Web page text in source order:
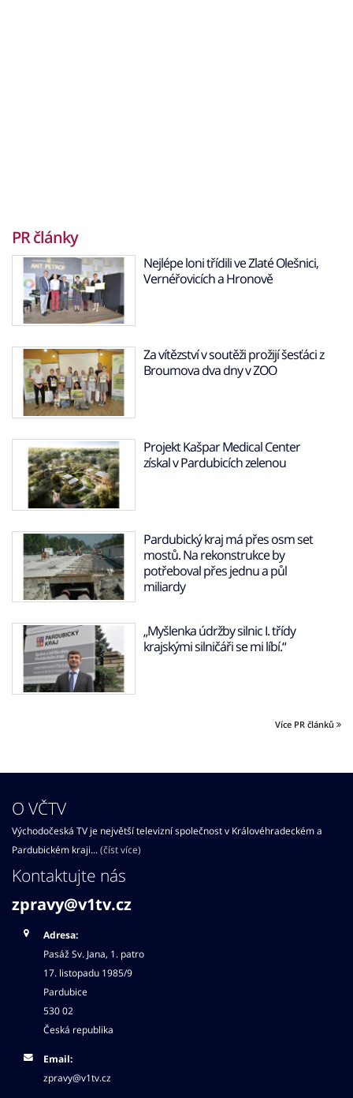
PR články
Nejlépe loni třídili ve Zlaté Olešnici,
Vernéřovicích a Hronově
Za vítězství v soutěži prožijí šesťáci z
Broumova dva dny v ZOO
Projekt Kašpar Medical Center
získal v Pardubicích zelenou
Pardubický kraj má přes osm set
mostů. Na rekonstrukce by
potřeboval přes jednu a půl
miliardy
„Myšlenka údržby silnic I. třídy
krajskými silničáři se mi líbí.“
Více PR článků
O VČTV
Východočeská TV je největší televizní společnost v Královéhradeckém a
Pardubickém kraji... (číst více)
Kontaktujte nás
zpravy@v1tv.cz
Adresa:
Pasáž Sv. Jana, 1. patro
17. listopadu 1985/9
Pardubice
530 02
Česká republika
Email:
zpravy@v1tv.cz